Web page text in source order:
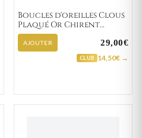
Boucles d'oreilles Clous
Plaqué Or Chirent
Zirconium
AJOUTER 29,00€
CLUB 14,50€ →